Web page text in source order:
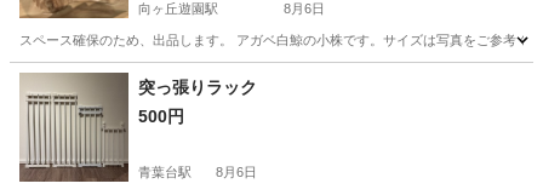
向ヶ丘遊園駅 8月6日
スペース確保のため、出品します。 アガベ白鯨の小株です。サイズは写真をご参考
神奈川 川崎市 向ヶ丘遊園駅
突っ張りラック
500円
青葉台駅 8月6日